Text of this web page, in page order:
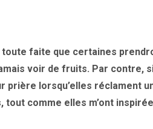
toute faite que certaines
voir de fruits. Par contre,
prière lorsqu’elles réclament
comme elles m’ont